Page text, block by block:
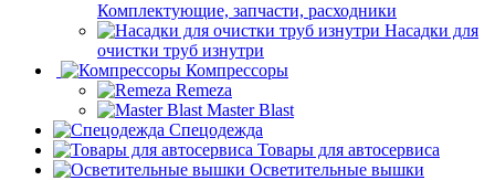
Комплектующие, запчасти, расходники
Насадки для
очистки труб изнутри
Компрессоры
Remeza
Master Blast
Спецодежда
Товары для автосервиса
Осветительные вышки